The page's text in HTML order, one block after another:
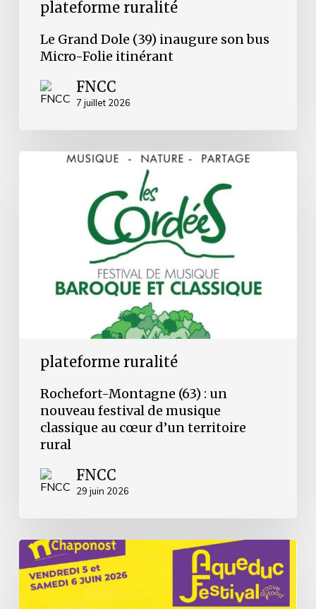
plateforme ruralité
Le Grand Dole (39) inaugure son bus
Micro-Folie itinérant
FNCC
7 juillet 2026
plateforme ruralité
Rochefort-
classique
Rochefort-Montagne (63) : un
nouveau festival de musique
classique au cœur d’un territoire
rural
FNCC
29 juin 2026
Une
seconde
édition
pour